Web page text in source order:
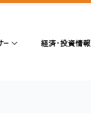
ー 経済・投資情報